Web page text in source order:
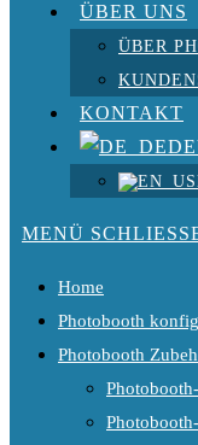
ÜBER UNS
ÜBER
KONTAKT
MENÜ
Home
Photobooth
Photobooth